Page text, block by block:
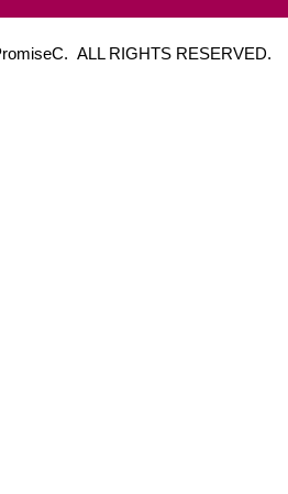
ALL RIGHTS RESERVED.